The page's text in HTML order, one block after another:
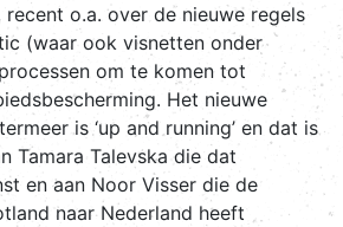
o.a. over de nieuwe regels
(waar ook visnetten onder
om te komen tot
Het nieuwe
is ‘up and running’ en dat is
Tamara Talevska die dat
en aan Noor Visser die de
naar Nederland heeft